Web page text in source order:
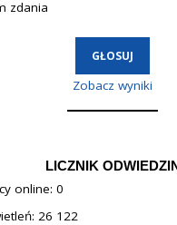
zdania
Zobacz wyniki
LICZNIK ODWIEDZIN
online: 0
26 122